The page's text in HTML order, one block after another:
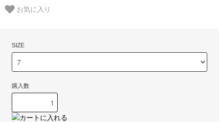
お気に入り
SIZE
購入数